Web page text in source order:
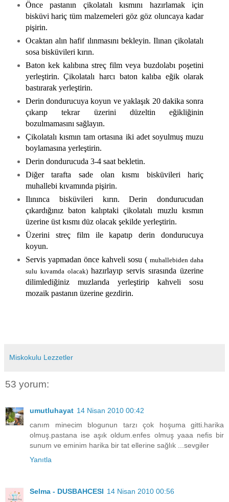
Önce pastanın çikolatalı kısmını hazırlamak için
bisküvi hariç tüm malzemeleri göz göz oluncaya kadar
pişirin.
Ocaktan alın hafif ılınmasını bekleyin. Ilınan çikolatalı
sosa bisküvileri kırın.
Baton kek kalıbına streç film veya buzdolabı poşetini
yerleştirin. Çikolatalı harcı baton kalıba eğik olarak
bastırarak yerleştirin.
Derin dondurucuya koyun ve yaklaşık 20 dakika sonra
çıkarıp tekrar üzerini düzeltin eğikliğinin
bozulmamasını sağlayın.
Çikolatalı kısmın tam ortasına iki adet soyulmuş muzu
boylamasına yerleştirin.
Derin dondurucuda 3-4 saat bekletin.
Diğer tarafta sade olan kısmı bisküvileri hariç
muhallebi kıvamında pişirin.
Ilınınca bisküvileri kırın. Derin dondurucudan
çıkardığınız baton kalıptaki çikolatalı muzlu kısmın
üzerine üst kısmı düz olacak şekilde yerleştirin.
Üzerini streç film ile kapatıp derin dondurucuya
koyun.
Servis yapmadan önce kahveli sosu (muhallebiden daha
sulu kıvamda olacak) hazırlayıp servis sırasında üzerine
dilimlediğiniz muzlarıda yerleştirip kahveli sosu
mozaik pastanın üzerine gezdirin.
Miskokulu Lezzetler
53 yorum:
umutluhayat 14 Nisan 2010 00:42
canım minecim blogunun tarzı çok hoşuma gitti.harika
olmuş.pastana ise aşık oldum.enfes olmuş yaaa nefis bir
sunum ve eminim harika bir tat ellerine sağlık ...sevgiler
Yanıtla
Selma - DUSBAHCESI 14 Nisan 2010 00:56